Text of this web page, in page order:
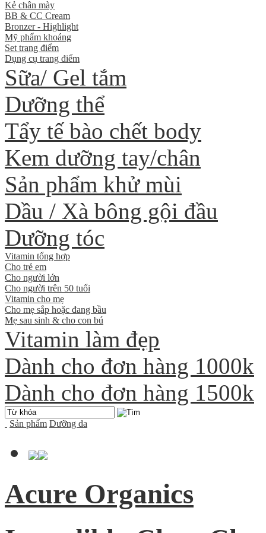
Kẻ chân mày
BB & CC Cream
Bronzer - Highlight
Mỹ phẩm khoáng
Set trang điểm
Dụng cụ trang điểm
Sữa/ Gel tắm
Dưỡng thể
Tẩy tế bào chết body
Kem dưỡng tay/chân
Sản phẩm khử mùi
Dầu / Xà bông gội đầu
Dưỡng tóc
Vitamin tổng hợp
Cho trẻ em
Cho người lớn
Cho người trên 50 tuổi
Vitamin cho mẹ
Cho mẹ sắp hoặc đang bầu
Mẹ sau sinh & cho con bú
Vitamin làm đẹp
Dành cho đơn hàng 1000k
Dành cho đơn hàng 1500k
Sản phẩm Dưỡng da
Acure Organics